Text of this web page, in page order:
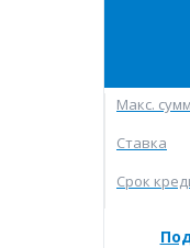
Макc.
Ставка
Срок